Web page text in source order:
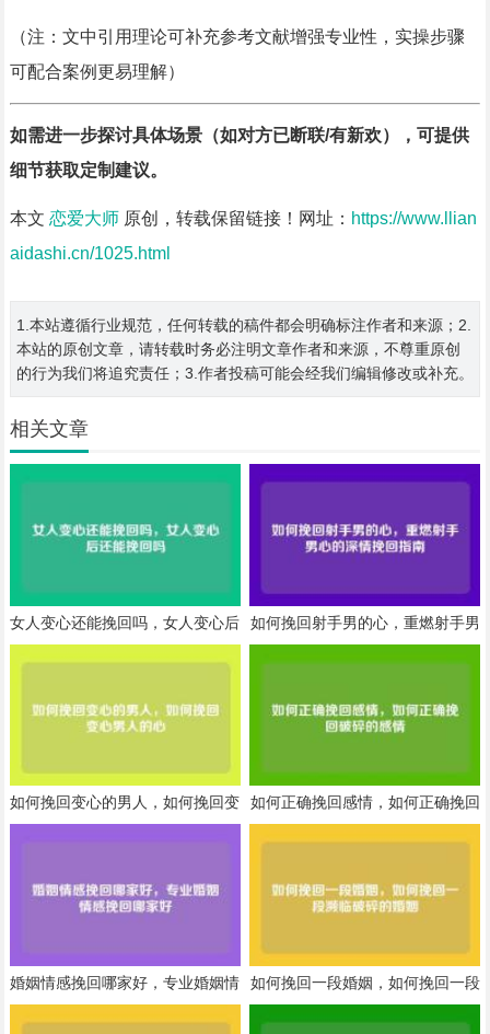
（注：文中引用理论可补充参考文献增强专业性，实操步骤
可配合案例更易理解）
如需进一步探讨具体场景（如对方已断联/有新欢），可提供
细节获取定制建议。
本文 恋爱大师原创，转载保留链接！网址： https://www.llian
aidashi.cn/1025.html
1.本站遵循行业规范，任何转载的稿件都会明确标注作者和来源；2.
本站的原创文章，请转载时务必注明文章作者和来源，不尊重原创
的行为我们将追究责任；3.作者投稿可能会经我们编辑修改或补充。
相关文章
女人变心还能挽回吗，女人变心后
还能挽回吗
如何挽回射手男的心，重燃射手男
心的深情挽回指南
如何挽回变心的男人，如何挽回变
心男人的心
如何正确挽回感情，如何正确挽回
破碎的感情
婚姻情感挽回哪家好，专业婚姻情
感挽回哪家好
如何挽回一段婚姻，如何挽回一段
濒临破碎的婚姻